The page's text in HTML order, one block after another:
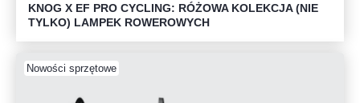
KNOG X EF PRO CYCLING: RÓŻOWA KOLEKCJA (NIE
TYLKO) LAMPEK ROWEROWYCH
Nowości sprzętowe